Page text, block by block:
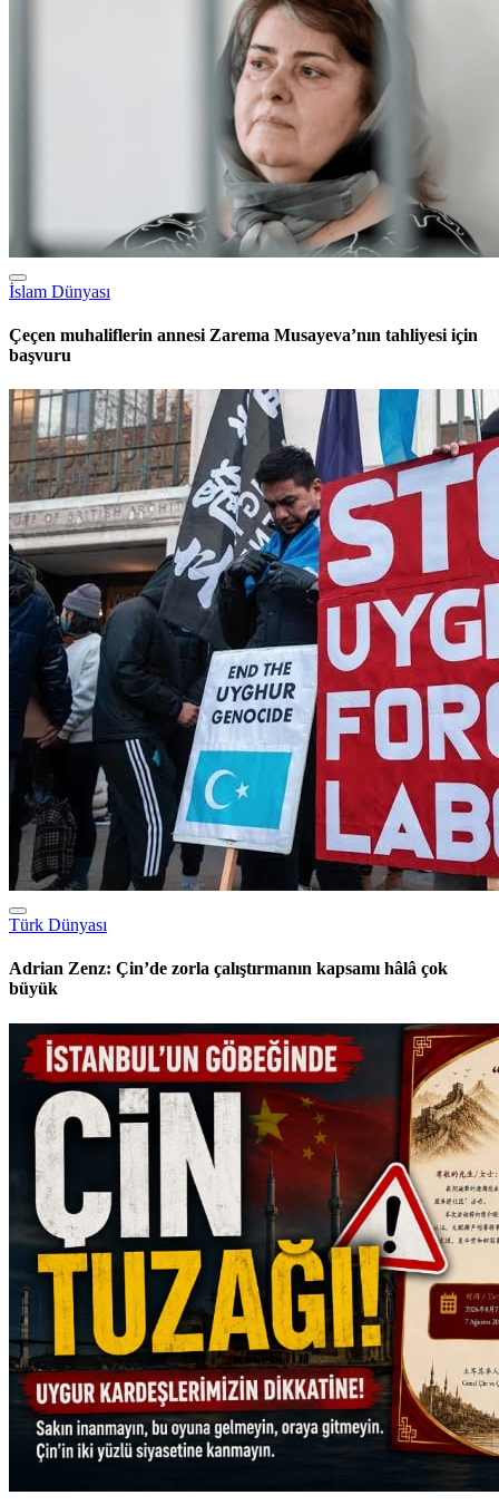
Uygur Edebiyatının Usta Kalemi Tahir Talip 80 Yaşında
İslam Dünyası
Çeçen muhaliflerin annesi Zarema Musayeva’nın tahliyesi için
başvuru
Türk Dünyası
Adrian Zenz: Çin’de zorla çalıştırmanın kapsamı hâlâ çok
büyük